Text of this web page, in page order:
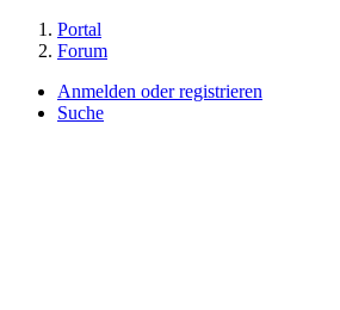
Portal
Forum
Anmelden oder registrieren
Suche